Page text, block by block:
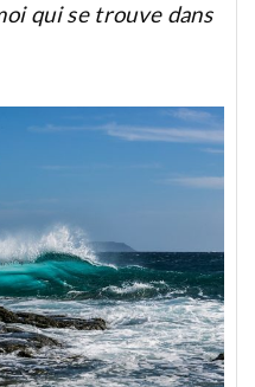
qui se trouve dans